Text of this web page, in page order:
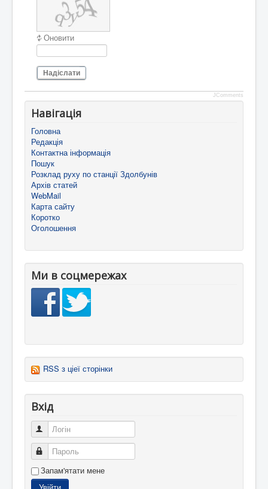
Оновити
Надіслати
JComments
Навігація
Головна
Редакція
Контактна інформація
Пошук
Розклад руху по станції Здолбунів
Архів статей
WebMail
Карта сайту
Коротко
Оголошення
Ми в соцмережах
RSS з ціеї сторінки
Вхід
Логін
Пароль
Запам'ятати мене